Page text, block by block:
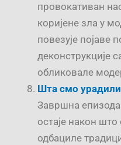
провокативан
коријене зла у
повезује појаве
деконструкције
обликовале
Шта смо
Завршна
остаје након
одбациле